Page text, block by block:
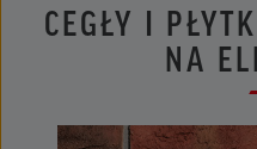
CEGŁY I
NA